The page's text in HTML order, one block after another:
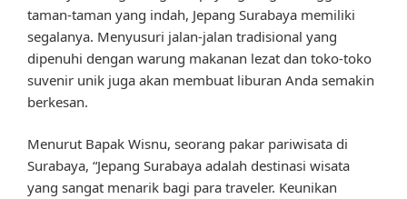
taman-taman yang indah, Jepang Surabaya memiliki
segalanya. Menyusuri jalan-jalan tradisional yang
dipenuhi dengan warung makanan lezat dan toko-toko
suvenir unik juga akan membuat liburan Anda semakin
berkesan.
Menurut Bapak Wisnu, seorang pakar pariwisata di
Surabaya, “Jepang Surabaya adalah destinasi wisata
yang sangat menarik bagi para traveler. Keunikan